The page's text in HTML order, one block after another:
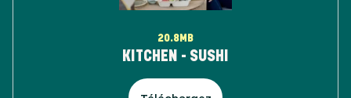
20.8MB
KITCHEN - SUSHI